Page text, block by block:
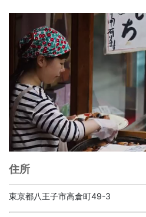
住所
東京都八王子市高倉町49-3